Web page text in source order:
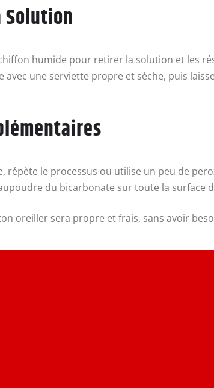
humide pour retirer la solution et les
avec une serviette propre et sèche, puis
répète le processus ou utilise un peu de
du bicarbonate sur toute la surface
oreiller sera propre et frais, sans avoir